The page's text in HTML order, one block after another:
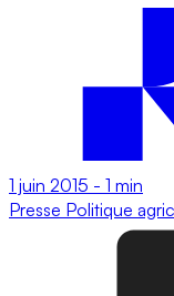
1 juin 2015 - 1 min
Presse Politique